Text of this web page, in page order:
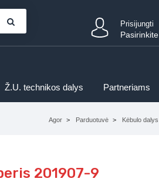
Prisijungti
Pasirinkite
Ž.U. technikos dalys Partneriams
Agor Parduotuvė Kėbulo dalys
201907-9